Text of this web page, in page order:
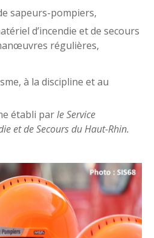
sapeurs-pompiers,
d’incendie et de secours
régulières,
à la discipline et au
établi parle Service
et de Secours du Haut-Rhin.